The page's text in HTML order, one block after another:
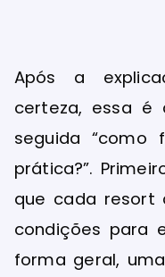
Após a
certeza, essa é
seguida “como
prática?”.
que cada resort
condições para
forma geral,